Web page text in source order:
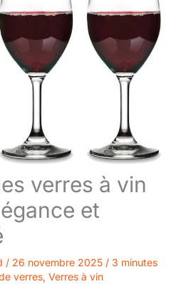
verres à vin
et
/ 26 novembre 2025 / 3 minutes
verres, Verres à vin